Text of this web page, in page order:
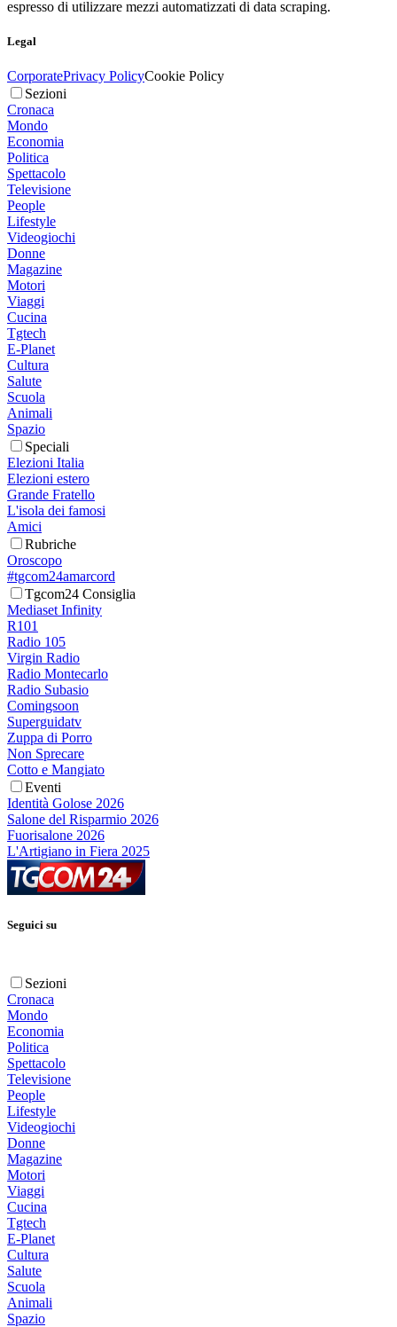
espresso di utilizzare mezzi automatizzati di data scraping.
Legal
CorporatePrivacy PolicyCookie Policy
Sezioni
Cronaca
Mondo
Economia
Politica
Spettacolo
Televisione
People
Lifestyle
Videogiochi
Donne
Magazine
Motori
Viaggi
Cucina
Tgtech
E-Planet
Cultura
Salute
Scuola
Animali
Spazio
Speciali
Elezioni Italia
Elezioni estero
Grande Fratello
L'isola dei famosi
Amici
Rubriche
Oroscopo
#tgcom24amarcord
Tgcom24 Consiglia
Mediaset Infinity
R101
Radio 105
Virgin Radio
Radio Montecarlo
Radio Subasio
Comingsoon
Superguidatv
Zuppa di Porro
Non Sprecare
Cotto e Mangiato
Eventi
Identità Golose 2026
Salone del Risparmio 2026
Fuorisalone 2026
L'Artigiano in Fiera 2025
Seguici su
Sezioni
Cronaca
Mondo
Economia
Politica
Spettacolo
Televisione
People
Lifestyle
Videogiochi
Donne
Magazine
Motori
Viaggi
Cucina
Tgtech
E-Planet
Cultura
Salute
Scuola
Animali
Spazio